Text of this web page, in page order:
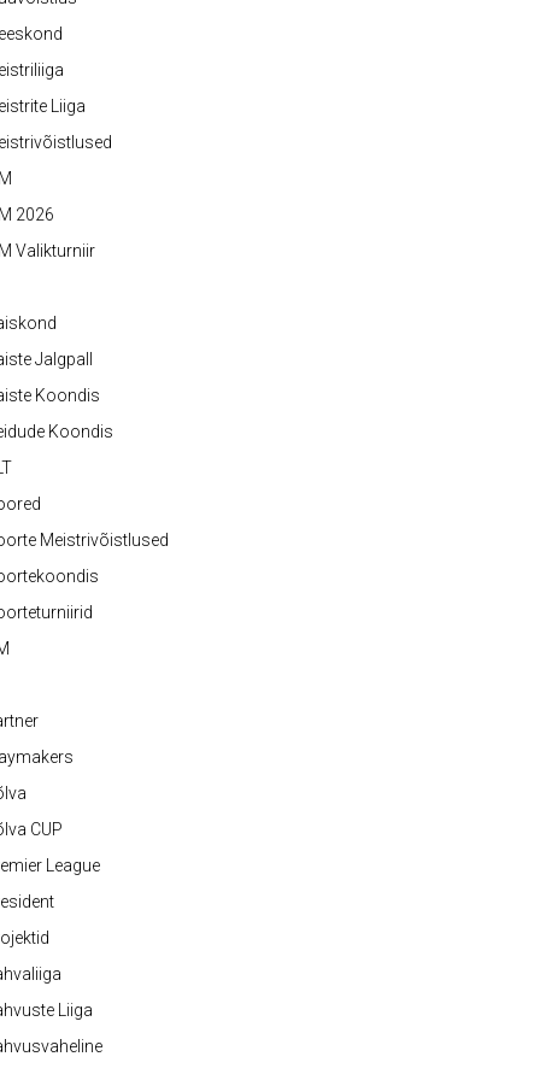
Liiga
2026
Valikturniir
Jalgpall
Koondis
Koondis
Meistrivõistlused
CUP
League
Liiga